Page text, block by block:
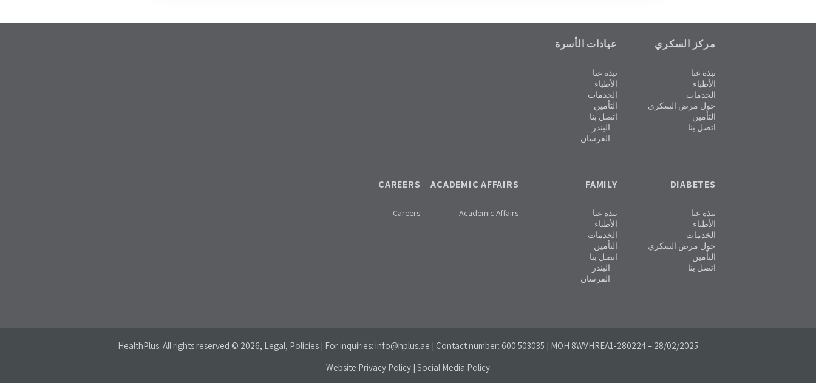
مركز السكري
نبذة عنا
الأطباء
الخدمات
حول مرض السكري
التأمين
اتصل بنا
عيادات الأسرة
نبذة عنا
الأطباء
الخدمات
التأمين
اتصل بنا
البندر
الفرسان
DIABETES
نبذة عنا
الأطباء
الخدمات
حول مرض السكري
التأمين
اتصل بنا
FAMILY
نبذة عنا
الأطباء
الخدمات
التأمين
اتصل بنا
البندر
الفرسان
ACADEMIC AFFAIRS
Academic Affairs
CAREERS
Careers
HealthPlus. All rights reserved © 2026, Legal, Policies | For inquiries: info@hplus.ae | Contact number: 600 503035 | MOH 8WVHREA1-280224 – 28/02/2025
Website Privacy Policy Social Media Policy